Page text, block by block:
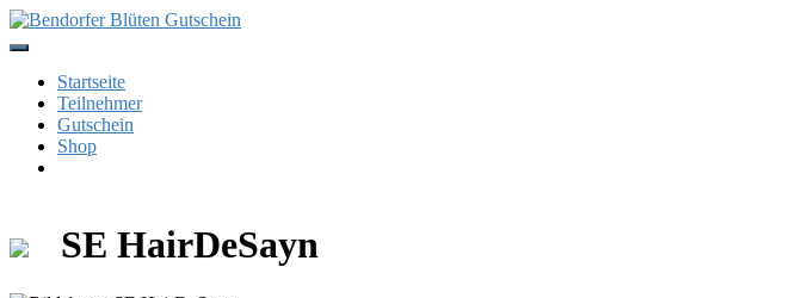
Skip
to
Startseite
Teilnehmer
Gutschein
Shop
SE HairDeSayn